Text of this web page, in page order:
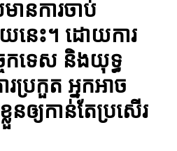
ានការចាប់
នេះ។ ដោយការ
ទេស និងយុទ្ធ
ប្រកួត អ្នកអាច
នឲ្យកាន់តែប្រសើរ